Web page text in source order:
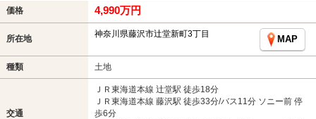
価格 4,990万円
所在地 神奈川県藤沢市辻堂新町3丁目
MAP
種類 土地
交通
ＪＲ東海道本線 辻堂駅 徒歩18分
ＪＲ東海道本線 藤沢駅 徒歩33分/バス11分 ソニー前 停
歩6分